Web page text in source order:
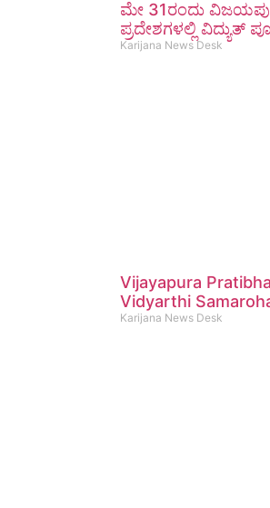
ಮೇ 31ರಂದು
ಪ್ರದೇಶಗಳಲ್ಲಿ ವಿದ್ಯುತ್
Karijana News Desk
Vijayapura
Vidyarthi
Karijana News Desk